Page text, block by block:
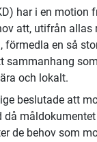
har i en motion
att, utifrån allas
förmedla en så
sammanhang
och lokalt.
beslutade att
då
de behov som